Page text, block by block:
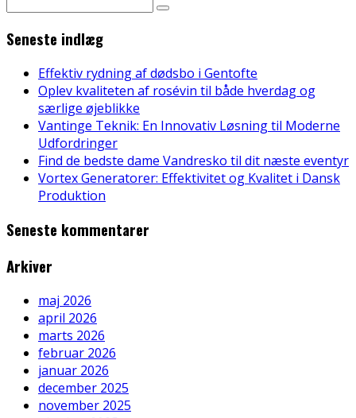
Seneste indlæg
Effektiv rydning af dødsbo i Gentofte
Oplev kvaliteten af rosévin til både hverdag og
særlige øjeblikke
Vantinge Teknik: En Innovativ Løsning til Moderne
Udfordringer
Find de bedste dame Vandresko til dit næste eventyr
Vortex Generatorer: Effektivitet og Kvalitet i Dansk
Produktion
Seneste kommentarer
Arkiver
maj 2026
april 2026
marts 2026
februar 2026
januar 2026
december 2025
november 2025